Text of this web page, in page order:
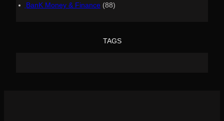
ฺBanK Money & Finance (88)
TAGS